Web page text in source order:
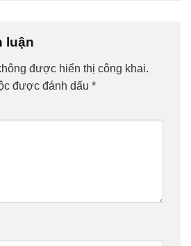
luận
được hiển thị công khai.
được đánh dấu *